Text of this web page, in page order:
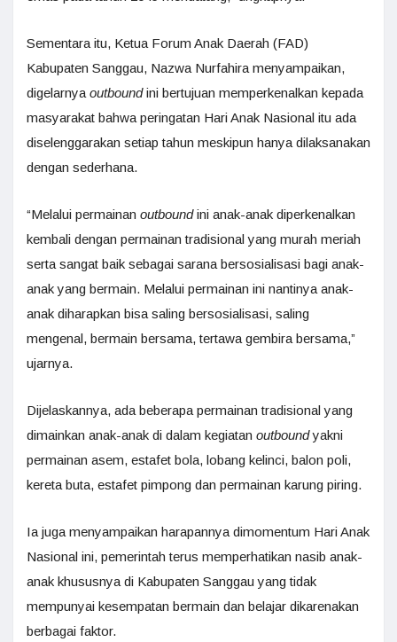
Sementara itu, Ketua Forum Anak Daerah (FAD)
Kabupaten Sanggau, Nazwa Nurfahira menyampaikan,
digelarnya outboundini bertujuan memperkenalkan kepada
masyarakat bahwa peringatan Hari Anak Nasional itu ada
diselenggarakan setiap tahun meskipun hanya dilaksanakan
dengan sederhana.
“Melalui permainan outboundini anak-anak diperkenalkan
kembali dengan permainan tradisional yang murah meriah
serta sangat baik sebagai sarana bersosialisasi bagi anak-
anak yang bermain. Melalui permainan ini nantinya anak-
anak diharapkan bisa saling bersosialisasi, saling
mengenal, bermain bersama, tertawa gembira bersama,”
ujarnya.
Dijelaskannya, ada beberapa permainan tradisional yang
dimainkan anak-anak di dalam kegiatan outboundyakni
permainan asem, estafet bola, lobang kelinci, balon poli,
kereta buta, estafet pimpong dan permainan karung piring.
Ia juga menyampaikan harapannya dimomentum Hari Anak
Nasional ini, pemerintah terus memperhatikan nasib anak-
anak khususnya di Kabupaten Sanggau yang tidak
mempunyai kesempatan bermain dan belajar dikarenakan
berbagai faktor.